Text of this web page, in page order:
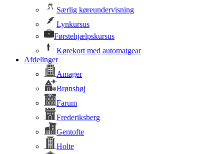
Særlig køreundervisning
Lynkursus
Førstehjælpskursus
Kørekort med automatgear
Afdelinger
Amager
Brønshøj
Farum
Frederiksberg
Gentofte
Holte